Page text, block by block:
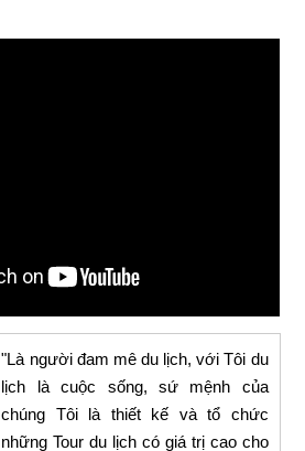
"Là người đam mê du lịch, với Tôi du
lịch là cuộc sống, sứ mệnh của
chúng Tôi là thiết kế và tổ chức
những Tour du lịch có giá trị cao cho